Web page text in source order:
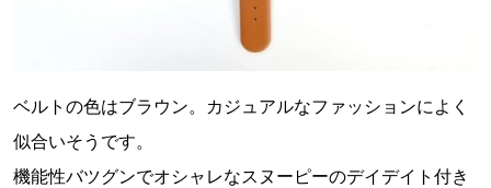
ベルトの色はブラウン。カジュアルなファッションによく
似合いそうです。
機能性バツグンでオシャレなスヌーピーのデイデイト付き